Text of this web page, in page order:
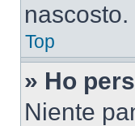
nascosto.
Top
» Ho
Niente